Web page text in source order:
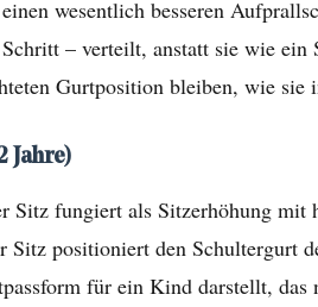
wesentlich besseren
– verteilt, anstatt sie wie
Gurtposition bleiben, wie sie
Jahre)
fungiert als Sitzerhöhung
positioniert den Schultergurt
für ein Kind darstellt,